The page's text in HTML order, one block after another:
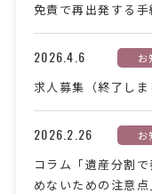
免責で再出発する手
2026.4.6 お
求人募集（終了しま
2026.2.26 お
コラム「遺産分割
めないための注意点